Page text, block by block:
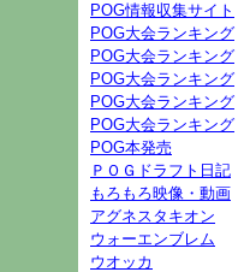
POG情報収集サイト
POG大会ランキング
POG大会ランキング
POG大会ランキング
POG大会ランキング
POG大会ランキング
POG本発売
ＰＯＧドラフト日記
もろもろ映像・動画
アグネスタキオン
ウォーエンブレム
ウオッカ